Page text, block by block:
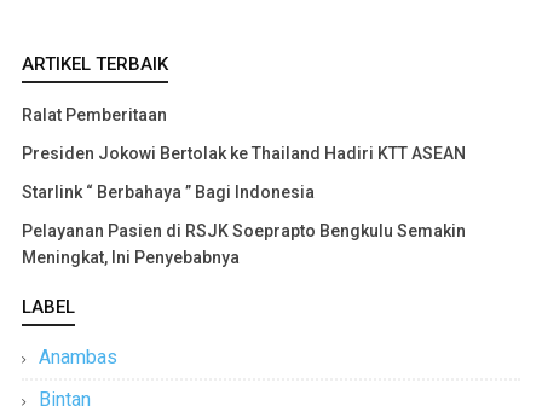
ARTIKEL TERBAIK
Ralat Pemberitaan
Presiden Jokowi Bertolak ke Thailand Hadiri KTT ASEAN
Starlink “ Berbahaya ” Bagi Indonesia
Pelayanan Pasien di RSJK Soeprapto Bengkulu Semakin
Meningkat, Ini Penyebabnya
LABEL
Anambas
Bintan